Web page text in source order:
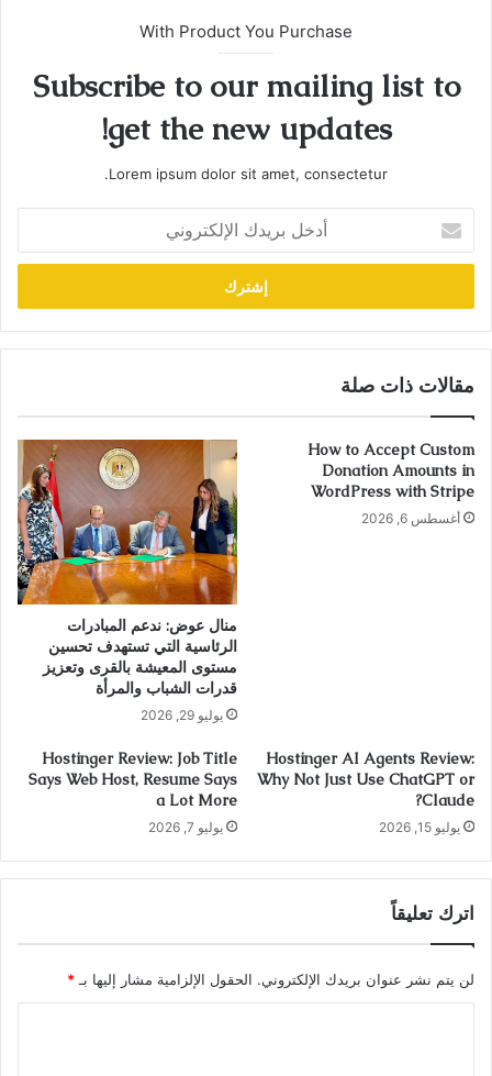
With Product You Purchase
Subscribe to our mailing list to
get the new updates!
Lorem ipsum dolor sit amet, consectetur.
بريدك
الإلكتروني
مقالات ذات صلة
How to Accept Custom
Donation Amounts in
WordPress with Stripe
أغسطس 6, 2026
منال عوض: ندعم المبادرات
الرئاسية التي تستهدف تحسين
مستوى المعيشة بالقرى وتعزيز
قدرات الشباب والمرأة
يوليو 29, 2026
Hostinger AI Agents Review:
Why Not Just Use ChatGPT or
Claude?
يوليو 15, 2026
Hostinger Review: Job Title
Says Web Host, Resume Says
a Lot More
يوليو 7, 2026
اترك تعليقاً
لن يتم نشر عنوان بريدك الإلكتروني. الحقول الإلزامية مشار إليها بـ*